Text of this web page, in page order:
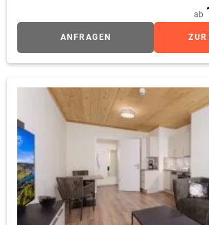
Bereich mit Pool, Saunen, Panorama-
Verfügbare Einrichtungen: bis zu 3
Wohnbereich mit gemütlicher Sitzecke
Wohnbereich & Schlafzimmer komplett
Küchenzeile Essecke Spülmaschine
Dachterrasse (ca. 60m²) privater Whirlpool
Zimmersafe kostenfreie Parkplätze
inklusive! Wechsel & Reinigung gegen
mit Saunatuch & Slipper gg. Kaution Hinweis
Zimmerbelegung: Kinderbetten (0-2 Jahre
Nacht) Hinweis zur Zimmerreinigung: KEINE
Zimmerreinigung! Auf Wunsch pro Reinigung
Bad, Handtuchwechsel, Küche) Auf Wunsch
(zzgl. inkl. Bettwäschewechsel)
ab
ANFRAGEN ZUR